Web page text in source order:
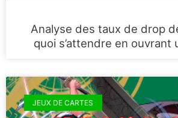
Analyse des taux de drop
quoi s’attendre en ouvrant
JEUX DE CARTES